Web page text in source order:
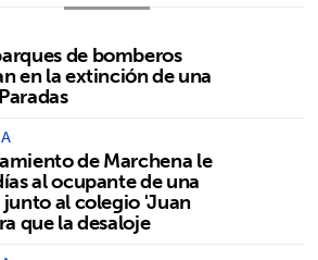
de bomberos
en la extinción de una
de Marchena le
al ocupante de una
al colegio 'Juan
que la desaloje